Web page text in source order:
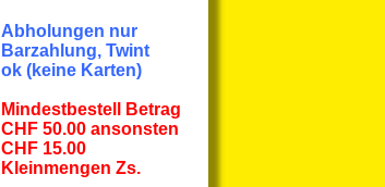
Abholungen nur
Barzahlung, Twint
ok (keine Karten)
Mindestbestell Betrag
CHF 50.00 ansonsten
CHF 15.00
Kleinmengen Zs.